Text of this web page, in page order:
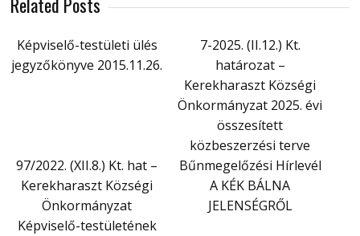
Képviselő-testületi ülés
jegyzőkönyve 2015.11.26.
7-2025. (II.12.) Kt.
határozat –
Kerekharaszt Községi
Önkormányzat 2025. évi
összesített
közbeszerzési terve
97/2022. (XII.8.) Kt. hat –
Kerekharaszt Községi
Önkormányzat
Képviselő-testületének
Bűnmegelőzési Hírlevél
A KÉK BÁLNA
JELENSÉGRŐL